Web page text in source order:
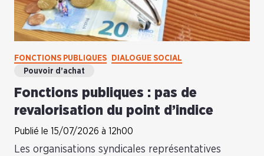
FONCTIONS PUBLIQUES
DIALOGUE SOCIAL
Pouvoir d’achat
Fonctions publiques : pas de
revalorisation du point d’indice
Publié le 15/07/2026 à 12h00
Les organisations syndicales représentatives